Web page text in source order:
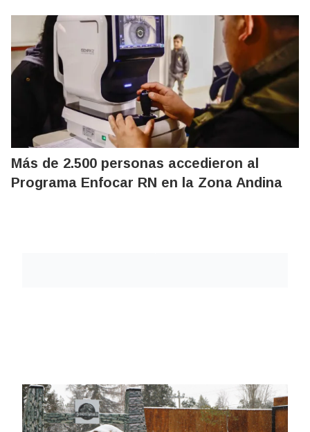
Más de 2.500 personas accedieron al
Programa Enfocar RN en la Zona Andina